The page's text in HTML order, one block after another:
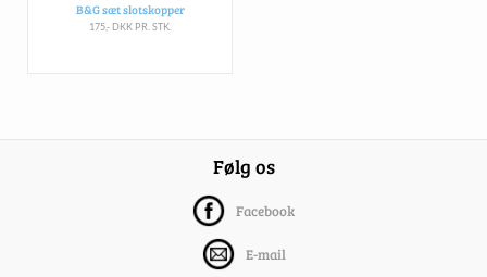
B&G sæt slotskopper
175,- DKK PR. STK.
Følg os
Facebook
E-mail